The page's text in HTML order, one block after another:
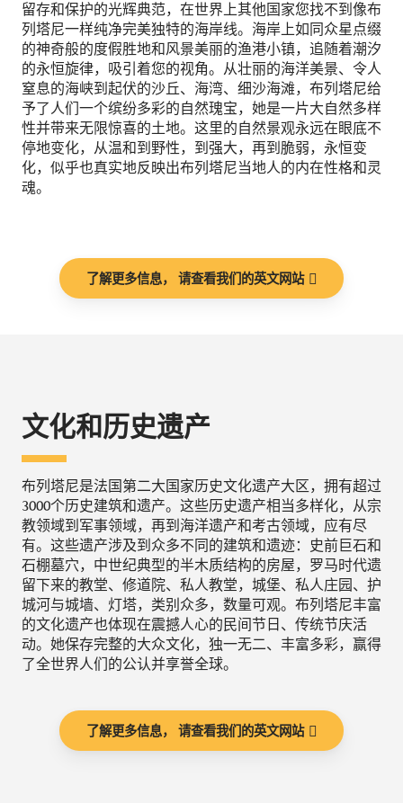
留存和保护的光辉典范，在世界上其他国家您找不到像布
列塔尼一样纯净完美独特的海岸线。海岸上如同众星点缀
的神奇般的度假胜地和风景美丽的渔港小镇，追随着潮汐
的永恒旋律，吸引着您的视角。从壮丽的海洋美景、令人
窒息的海峡到起伏的沙丘、海湾、细沙海滩，布列塔尼给
予了人们一个缤纷多彩的自然瑰宝，她是一片大自然多样
性并带来无限惊喜的土地。这里的自然景观永远在眼底不
停地变化，从温和到野性，到强大，再到脆弱，永恒变
化，似乎也真实地反映出布列塔尼当地人的内在性格和灵
魂。
了解更多信息， 请查看我们的英文网站
文化和历史遗产
布列塔尼是法国第二大国家历史文化遗产大区，拥有超过
3000个历史建筑和遗产。这些历史遗产相当多样化，从宗
教领域到军事领域，再到海洋遗产和考古领域，应有尽
有。这些遗产涉及到众多不同的建筑和遗迹：史前巨石和
石棚墓穴，中世纪典型的半木质结构的房屋，罗马时代遗
留下来的教堂、修道院、私人教堂，城堡、私人庄园、护
城河与城墙、灯塔，类别众多，数量可观。布列塔尼丰富
的文化遗产也体现在震撼人心的民间节日、传统节庆活
动。她保存完整的大众文化，独一无二、丰富多彩，赢得
了全世界人们的公认并享誉全球。
了解更多信息， 请查看我们的英文网站